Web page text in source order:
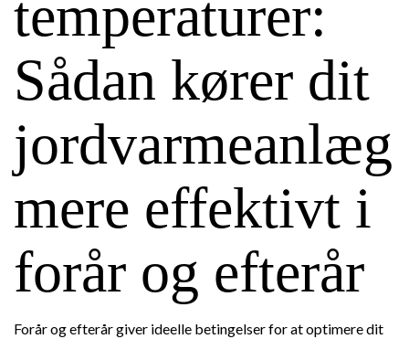
temperaturer:
Sådan kører dit
jordvarmeanlæg
mere effektivt i
forår og efterår
Forår og efterår giver ideelle betingelser for at optimere dit